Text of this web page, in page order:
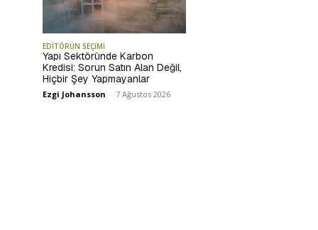
EDİTÖRÜN SEÇİMİ
Yapı Sektöründe Karbon
Kredisi: Sorun Satın Alan Değil,
Hiçbir Şey Yapmayanlar
Ezgi Johansson - 7 Ağustos 2026